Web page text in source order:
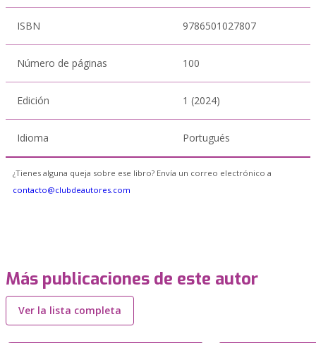
ISBN 9786501027807
Número de páginas 100
Edición 1 (2024)
Idioma Portugués
¿Tienes alguna queja sobre ese libro? Envía un correo electrónico a
contacto@clubdeautores.com
Más publicaciones de este autor
Ver la lista completa